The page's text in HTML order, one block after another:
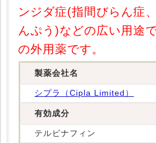
ンジダ症(指間びらん症
んぷう)などの広い用途
の外用薬です。
製薬会社名
シプラ（Cipla Limited）
有効成分
テルビナフィン